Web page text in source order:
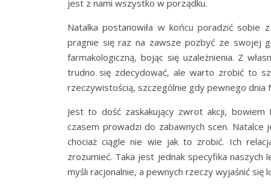
jest z nami wszystko w porządku.
Natalka postanowiła w końcu poradzić sobie
pragnie się raz na zawsze pozbyć ze swojej
farmakologiczną, bojąc się uzależnienia. Z
trudno się zdecydować, ale warto zrobić to
rzeczywistością, szczególnie gdy pewnego
Jest to dość zaskakujący zwrot akcji, bowiem
czasem prowadzi do zabawnych scen.
chociaż ciągle nie wie jak to zrobić. Ich
zrozumieć. Taka jest jednak specyfika
myśli racjonalnie, a pewnych rzeczy wyjaśnić się